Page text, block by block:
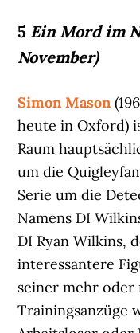
5 Ein Mord im
November)
Simon Mason
heute in Oxford)
Raum
um die
Serie um die
Namens DI
DI Ryan Wilkins,
interessantere
seiner mehr
Trainingsanzüge